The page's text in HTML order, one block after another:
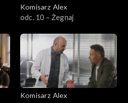
Komisarz Alex
odc. 10 – Żegnaj
Komisarz Alex